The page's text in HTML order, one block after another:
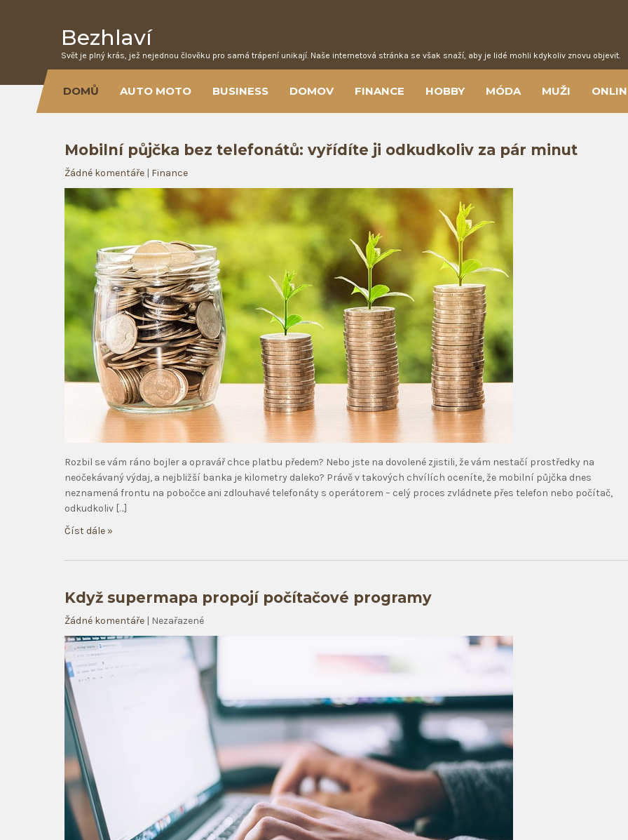
Bezhlaví
Svět je plný krás, jež nejednou člověku pro samá trápení unikají. Naše internetová stránka se však snaží, aby je lidé mohli kdykoliv znovu objevit.
DOMŮ AUTO MOTO BUSINESS DOMOV FINANCE HOBBY MÓDA MUŽI
Mobilní půjčka bez telefonátů: vyřídíte ji odkudkoliv za pár minut
Žádné komentáře | Finance
Rozbil se vám ráno bojler a opravář chce platbu předem? Nebo jste na dovolené zjistili, že vám nestačí prostředky na
neočekávaný výdaj, a nejbližší banka je kilometry daleko? Právě v takových chvílích oceníte, že mobilní půjčka dnes
neznamená frontu na pobočce ani zdlouhavé telefonáty s operátorem – celý proces zvládnete přes telefon nebo počítač,
odkudkoliv […]
Číst dále »
Když supermapa propojí počítačové programy
Žádné komentáře | Nezařazené